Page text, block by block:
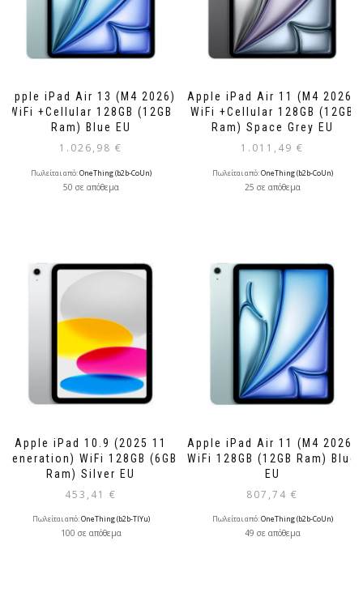
Apple iPad Air 13 (M4 2026)
WiFi +Cellular 128GB (12GB
Ram) Blue EU
1.026,98 €
Πωλείται από:OneThing (b2b-CoUn)
50 σε απόθεμα
Apple iPad Air 11 (M4 2026)
WiFi +Cellular 128GB (12GB
Ram) Space Grey EU
1.011,49 €
Πωλείται από:OneThing (b2b-CoUn)
25 σε απόθεμα
Apple iPad 10.9 (2025 11
Generation) WiFi 128GB (6GB
Ram) Silver EU
453,41 €
Πωλείται από:OneThing (b2b-TlYu)
100 σε απόθεμα
Apple iPad Air 11 (M4 2026)
WiFi 128GB (12GB Ram) Blue
EU
807,74 €
Πωλείται από:OneThing (b2b-CoUn)
49 σε απόθεμα